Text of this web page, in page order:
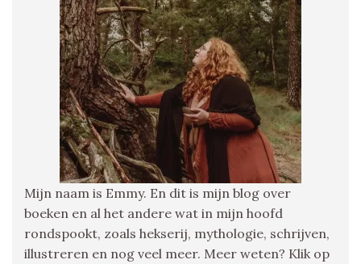
Mijn naam is Emmy. En dit is mijn blog over
boeken en al het andere wat in mijn hoofd
rondspookt, zoals hekserij, mythologie, schrijven,
illustreren en nog veel meer. Meer weten? Klik op